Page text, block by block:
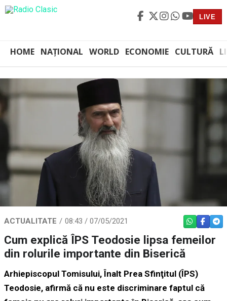
LIVE
HOME NAȚIONAL WORLD ECONOMIE CULTURĂ
ACTUALITATE 08:43 / 07/05/2021 WHATSAPP
Cum explică ÎPS Teodosie lipsa femeilor
din rolurile importante din Biserică
Arhiepiscopul Tomisului, Înalt Prea Sfinţitul (ÎPS)
Teodosie, afirmă că nu este discriminare faptul că